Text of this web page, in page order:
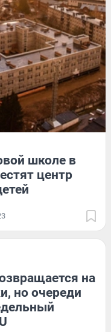
школе в
центр
на
но очереди